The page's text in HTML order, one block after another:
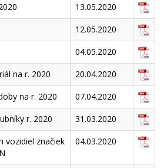
13.05.2020
12.05.2020
04.05.2020
na r. 2020
20.04.2020
na r. 2020
07.04.2020
r. 2020
31.03.2020
vozidiel značiek
04.03.2020